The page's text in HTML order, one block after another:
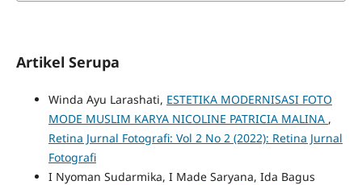
Artikel Serupa
Winda Ayu Larashati, ESTETIKA MODERNISASI FOTO
MODE MUSLIM KARYA NICOLINE PATRICIA MALINA ,
Retina Jurnal Fotografi: Vol 2 No 2 (2022): Retina Jurnal
Fotografi
I Nyoman Sudarmika, I Made Saryana, Ida Bagus